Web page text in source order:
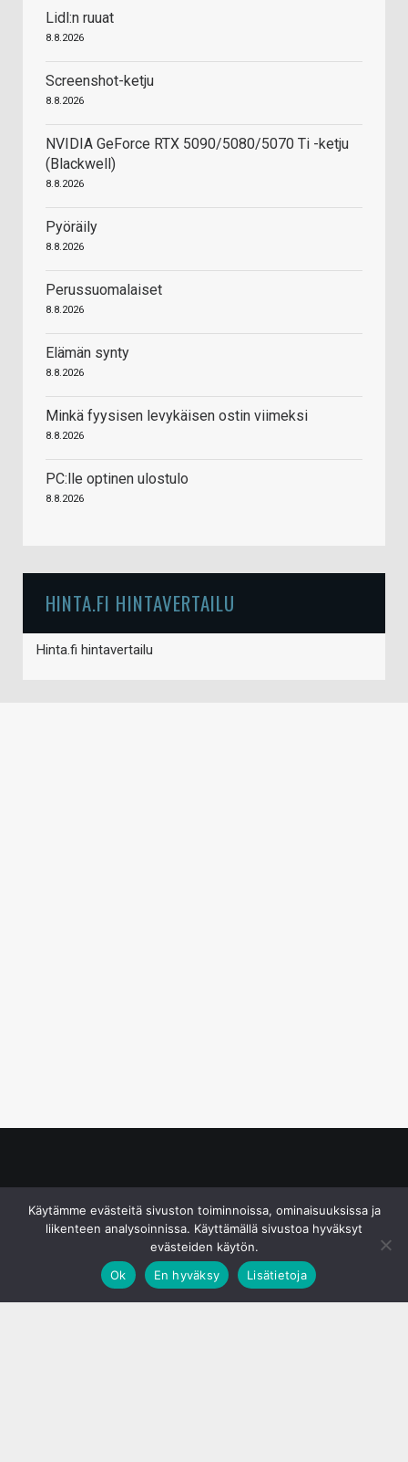
Lidl:n ruuat
8.8.2026
Screenshot-ketju
8.8.2026
NVIDIA GeForce RTX 5090/5080/5070 Ti -ketju
(Blackwell)
8.8.2026
Pyöräily
8.8.2026
Perussuomalaiset
8.8.2026
Elämän synty
8.8.2026
Minkä fyysisen levykäisen ostin viimeksi
8.8.2026
PC:lle optinen ulostulo
8.8.2026
HINTA.FI HINTAVERTAILU
Hinta.fi hintavertailu
Käytämme evästeitä sivuston toiminnoissa, ominaisuuksissa ja
liikenteen analysoinnissa. Käyttämällä sivustoa hyväksyt
evästeiden käytön.
Ok
En hyväksy Lisätietoja